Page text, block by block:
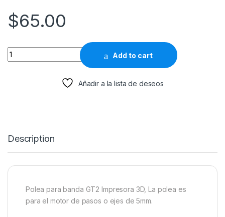
$65.00
Quantity
Add to cart
Añadir a la lista de deseos
Description
Polea para banda GT2 Impresora 3D, La polea es
para el motor de pasos o ejes de 5mm.